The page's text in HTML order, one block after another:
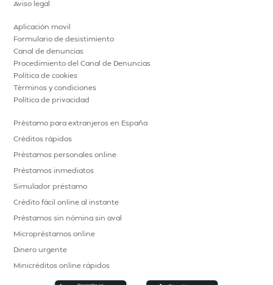
Aviso legal
Aplicación movil
Formulario de desistimiento
Canal de denuncias
Procedimiento del Canal de Denuncias
Política de cookies
Términos y condiciones
Política de privacidad
Préstamo para extranjeros en España
Créditos rápidos
Préstamos personales online
Préstamos inmediatos
Simulador préstamo
Crédito fácil online al instante
Préstamos sin nómina sin aval
Micropréstamos online
Dinero urgente
Minicréditos online rápidos